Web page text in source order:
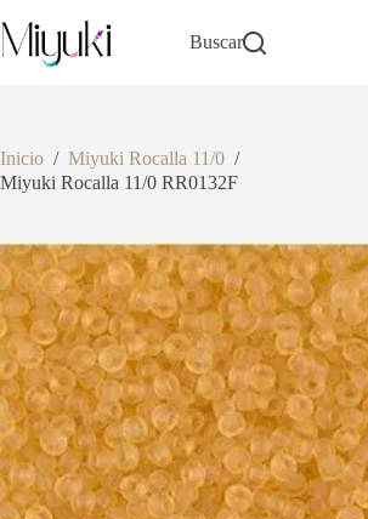
al
contenido
Buscar
Inicio / Miyuki Rocalla 11/0 /
Miyuki Rocalla 11/0 RR0132F